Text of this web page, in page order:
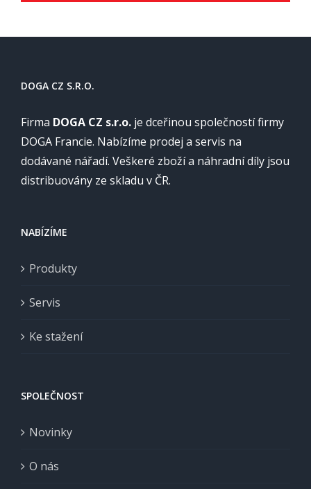
DOGA CZ S.R.O.
Firma DOGA CZ s.r.o. je dceřinou společností firmy
DOGA Francie. Nabízíme prodej a servis na
dodávané nářadí. Veškeré zboží a náhradní díly jsou
distribuovány ze skladu v ČR.
NABÍZÍME
Produkty
Servis
Ke stažení
SPOLEČNOST
Novinky
O nás